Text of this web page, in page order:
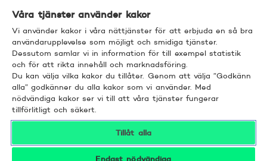
Tillgänglighet
Bra att veta
© 2026 POP Pankki, Hevosenkenkä 3, 02600
ESPOO
Våra tjänster använder kakor
Vi använder kakor i våra nättjänster för att erbjuda en så bra
användarupplevelse som möjligt och smidiga tjänster.
Dessutom samlar vi in information för till exempel statistik
och för att rikta innehåll och marknadsföring.
Du kan välja vilka kakor du tillåter. Genom att välja ”Godkänn
alla” godkänner du alla kakor som vi använder. Med
nödvändiga kakor ser vi till att våra tjänster fungerar
tillförlitligt och säkert.
Tillåt alla
Endast nödvändiga